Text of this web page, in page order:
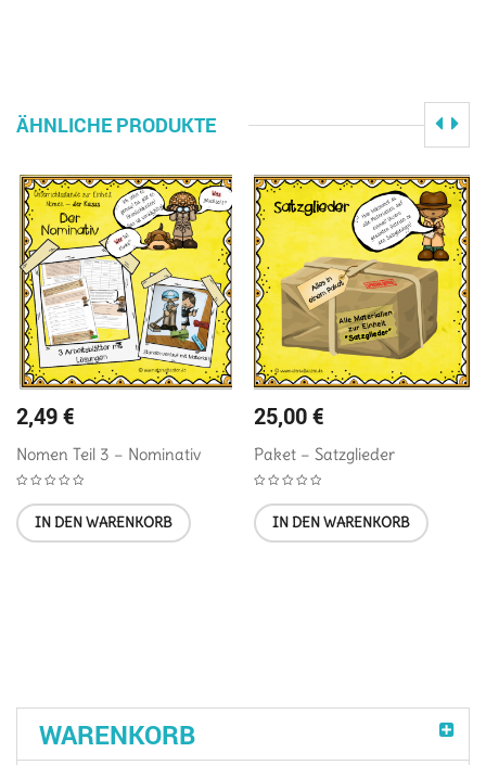
ÄHNLICHE PRODUKTE
2,49€
Nomen Teil 3 – Nominativ
IN DEN WARENKORB
25,00€
Paket – Satzglieder
IN DEN WARENKORB
WARENKORB